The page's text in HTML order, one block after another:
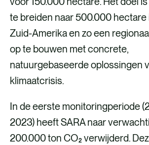
te breiden naar 500.000 hectare
Zuid-Amerika en zo een
op te bouwen met concrete,
natuurgebaseerde oplossingen
klimaatcrisis.
In de eerste monitoringperiode
2023) heeft SARA naar
200.000 ton CO₂ verwijderd.